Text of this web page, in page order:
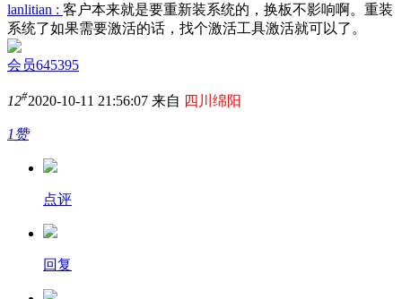
lanlitian : 客户本来就是要重新装系统的，换板不影响啊。重装
系统了如果需要激活的话，找个激活工具激活就可以了。
会员645395
12#2020-10-11 21:56:07 来自 四川绵阳
1赞
点评
回复